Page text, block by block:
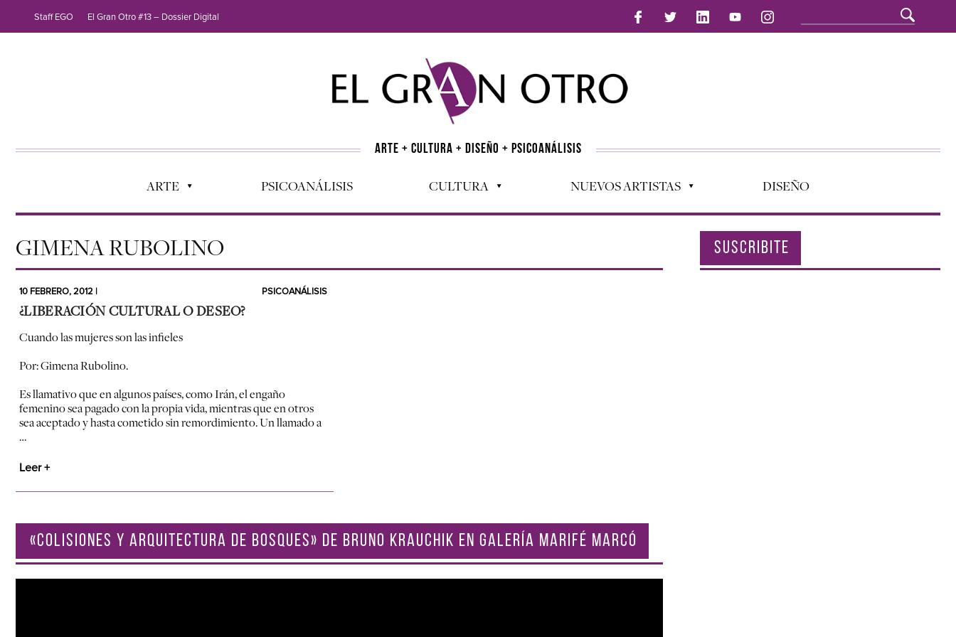
Staff EGO El Gran Otro #13 – Dossier Digital
ARTE + CULTURA + DISEÑO + PSICOANÁLISIS
ARTE PSICOANÁLISIS CULTURA NUEVOS ARTISTAS DISEÑO
GIMENA RUBOLINO
10 FEBRERO, 2012 | PSICOANÁLISIS
¿LIBERACIÓN CULTURAL O DESEO?
Cuando las mujeres son las infieles
Por: Gimena Rubolino.
Es llamativo que en algunos países, como Irán, el engaño
femenino sea pagado con la propia vida, mientras que en otros
sea aceptado y hasta cometido sin remordimiento. Un llamado a
…
Leer +
«COLISIONES Y ARQUITECTURA DE BOSQUES» DE BRUNO KRAUCHIK EN GALERÍA MARIFÉ MARCÓ
SUSCRIBITE